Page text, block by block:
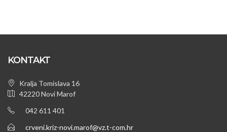
KONTAKT
Kralja Tomislava 16
42220 Novi Marof
042 611 401
crveni.kriz-novi.marof@vz.t-com.hr